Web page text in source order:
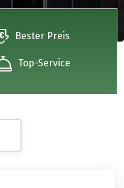
Bester Preis
Top-Service